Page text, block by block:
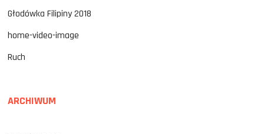
Głodówka Filipiny 2018
home-video-image
Ruch
ARCHIWUM